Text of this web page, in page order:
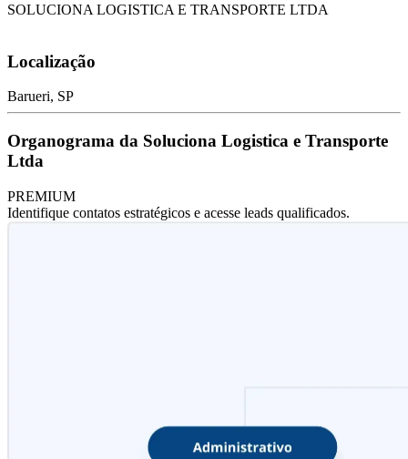
SOLUCIONA LOGISTICA E TRANSPORTE LTDA
Localização
Barueri, SP
Organograma da Soluciona Logistica e Transporte
Ltda
PREMIUM
Identifique contatos estratégicos e acesse leads qualificados.